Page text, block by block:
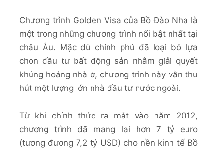
Chương trình Golden Visa của Bồ Đào Nha là
một trong những chương trình nổi bật nhất tại
châu Âu. Mặc dù chính phủ đã loại bỏ lựa
chọn đầu tư bất động sản nhằm giải quyết
khủng hoảng nhà ở, chương trình này vẫn thu
hút một lượng lớn nhà đầu tư nước ngoài.
Từ khi chính thức ra mắt vào năm 2012,
chương trình đã mang lại hơn 7 tỷ euro
(tương đương 7,2 tỷ USD) cho nền kinh tế Bồ